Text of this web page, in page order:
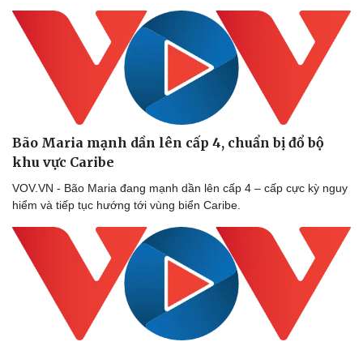
Bão Maria mạnh dần lên cấp 4, chuẩn bị đổ bộ
khu vực Caribe
VOV.VN - Bão Maria đang mạnh dần lên cấp 4 – cấp cực kỳ nguy
hiểm và tiếp tục hướng tới vùng biển Caribe.